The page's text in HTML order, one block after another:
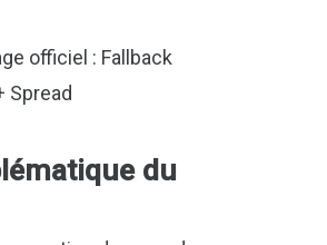
officiel : Fallback
Spread
du